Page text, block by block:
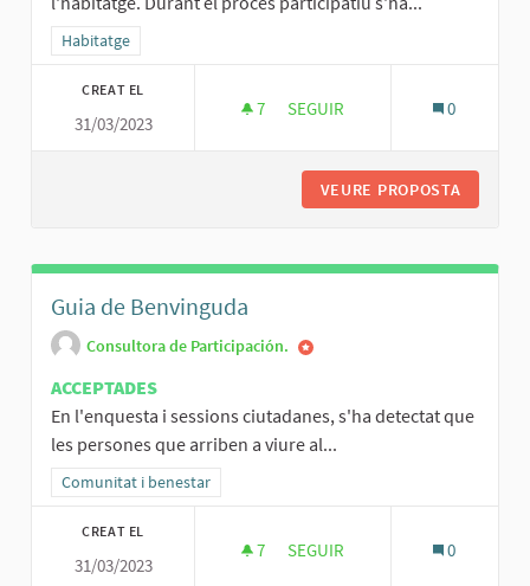
Resultats al filtrar per la categoria: Habitatge
Habitatge
CREAT EL
31/03/2023
7 7 SEGUIDORES
SEGUIR 0
VEURE PROPOSTA
Guia de Benvinguda
Consultora de Participación.
ACCEPTADES
En l'enquesta i sessions ciutadanes, s'ha detectat que
les persones que arriben a viure al...
Resultats al filtrar per la categoria: Comunitat i benestar
Comunitat i benestar
CREAT EL
31/03/2023
7 7 SEGUIDORES
SEGUIR 0